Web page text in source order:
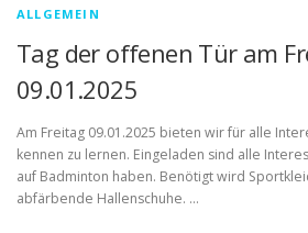
ALLGEMEIN
Tag der offenen Tür am
09.01.2025
Am Freitag 09.01.2025 bieten wir für alle
kennen zu lernen. Eingeladen sind alle
auf Badminton haben. Benötigt wird
abfärbende Hallenschuhe. …